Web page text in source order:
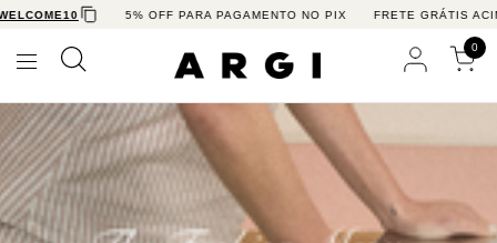
5% OFF PARA PAGAMENTO NO PIX FRETE GRÁTIS
0